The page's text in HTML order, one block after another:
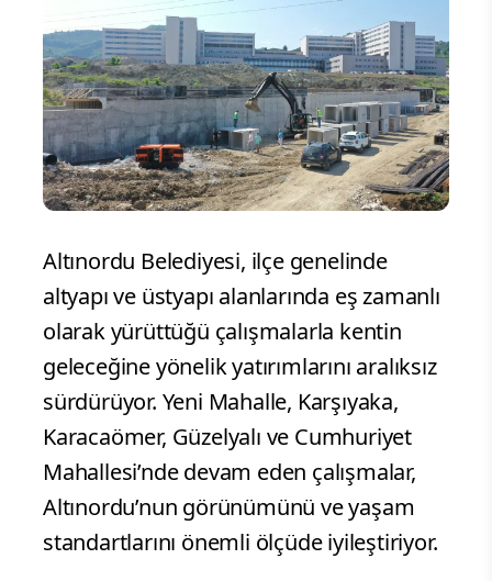
Altınordu Belediyesi, ilçe genelinde
altyapı ve üstyapı alanlarında eş zamanlı
olarak yürüttüğü çalışmalarla kentin
geleceğine yönelik yatırımlarını aralıksız
sürdürüyor. Yeni Mahalle, Karşıyaka,
Karacaömer, Güzelyalı ve Cumhuriyet
Mahallesi’nde devam eden çalışmalar,
Altınordu’nun görünümünü ve yaşam
standartlarını önemli ölçüde iyileştiriyor.